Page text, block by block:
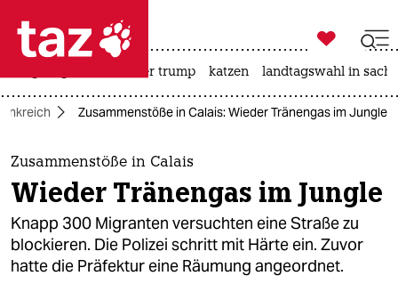
 taz zahl ich
taz zahl ich
themen
politik
öko

taz zahl ich
usa unter trump katzen landtagswahl in
Zusammenstöße in Calais: Wieder Tränengas im Jungle
Zusammenstöße in Calais
Wieder Tränengas im Jungle
Knapp 300 Migranten versuchten eine Straße zu
blockieren. Die Polizei schritt mit Härte ein. Zuvor
hatte die Präfektur eine Räumung angeordnet.